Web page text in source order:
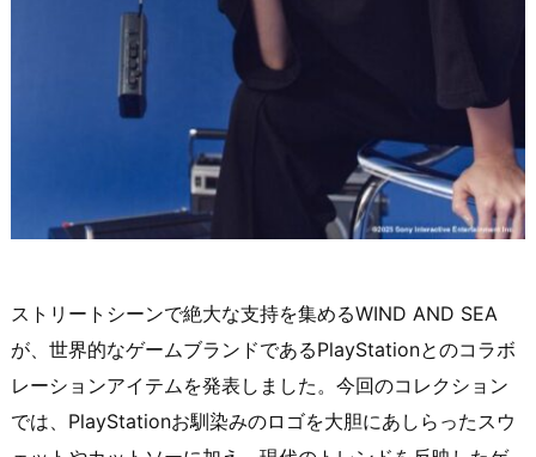
ストリートシーンで絶大な支持を集めるWIND AND SEA
が、世界的なゲームブランドであるPlayStationとのコラボ
レーションアイテムを発表しました。今回のコレクション
では、PlayStationお馴染みのロゴを大胆にあしらったスウ